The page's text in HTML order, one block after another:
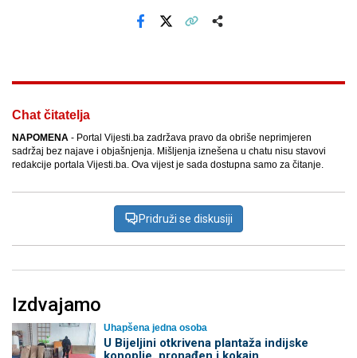
Chat čitatelja
NAPOMENA - Portal Vijesti.ba zadržava pravo da obriše neprimjeren
sadržaj bez najave i objašnjenja. Mišljenja iznešena u chatu nisu stavovi
redakcije portala Vijesti.ba. Ova vijest je sada dostupna samo za čitanje.
Pridruži se diskusiji
Izdvajamo
Uhapšena jedna osoba
​U Bijeljini otkrivena plantaža indijske